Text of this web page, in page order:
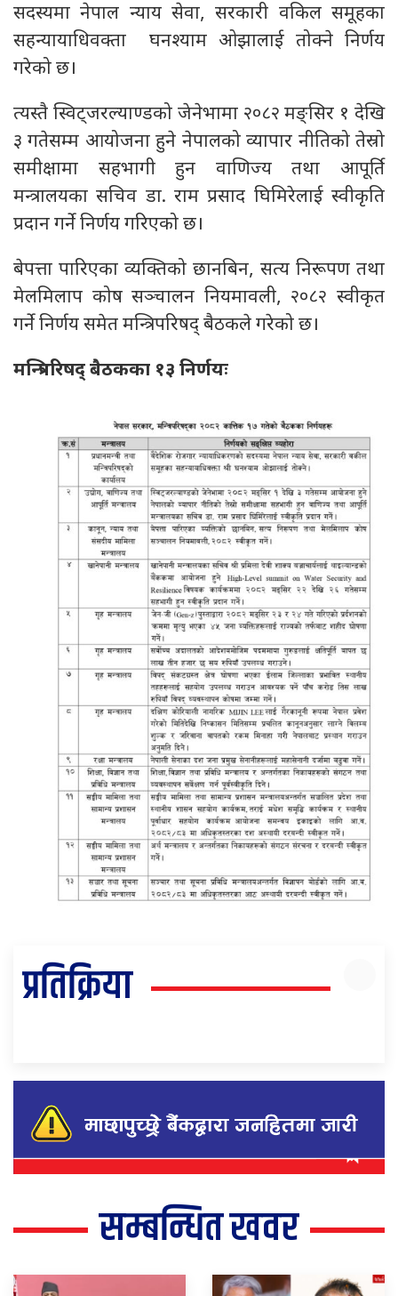
सदस्यमा नेपाल न्याय सेवा, सरकारी वकिल समूहका
सहन्यायाधिवक्ता घनश्याम ओझालाई तोक्ने निर्णय
गरेको छ।
त्यस्तै स्विट्जरल्याण्डको जेनेभामा २०८२ मङ्सिर १ देखि
३ गतेसम्म आयोजना हुने नेपालको व्यापार नीतिको तेस्रो
समीक्षामा सहभागी हुन वाणिज्य तथा आपूर्ति
मन्त्रालयका सचिव डा. राम प्रसाद घिमिरेलाई स्वीकृति
प्रदान गर्ने निर्णय गरिएको छ।
बेपत्ता पारिएका व्यक्तिको छानबिन, सत्य निरूपण तथा
मेलमिलाप कोष सञ्चालन नियमावली, २०८२ स्वीकृत
गर्ने निर्णय समेत मन्त्रिपरिषद् बैठकले गरेको छ।
मन्त्रिपरिषद् बैठकका १३ निर्णयः
प्रतिक्रिया
सम्बन्धित खवर